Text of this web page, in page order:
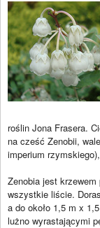
roślin Jona Frasera.
na cześć Zenobii,
imperium
Zenobia jest
wszystkie liście.
a do około 1,5 m x
lużno wyrastającymi